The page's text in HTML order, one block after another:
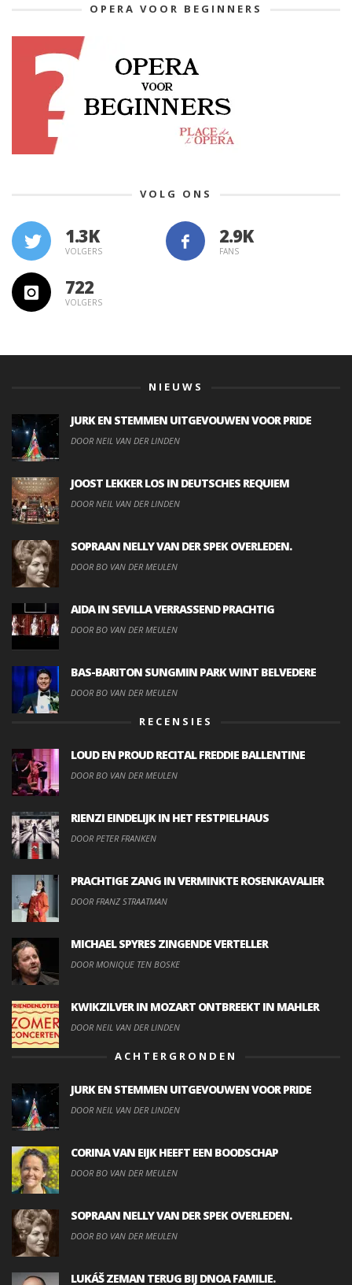
OPERA VOOR BEGINNERS
VOLG ONS
1.3K
VOLGERS FANS
722
VOLGERS
NIEUWS
JURK EN STEMMEN UITGEVOUWEN VOOR PRIDE
DOOR NEIL VAN DER LINDEN
JOOST LEKKER LOS IN DEUTSCHES REQUIEM
DOOR NEIL VAN DER LINDEN
SOPRAAN NELLY VAN DER SPEK OVERLEDEN.
DOOR BO VAN DER MEULEN
AIDA IN SEVILLA VERRASSEND PRACHTIG
DOOR BO VAN DER MEULEN
BAS-BARITON SUNGMIN PARK WINT BELVEDERE
DOOR BO VAN DER MEULEN
RECENSIES
LOUD EN PROUD RECITAL FREDDIE BALLENTINE
DOOR BO VAN DER MEULEN
RIENZI EINDELIJK IN HET FESTPIELHAUS
DOOR PETER FRANKEN
PRACHTIGE ZANG IN VERMINKTE ROSENKAVALIER
DOOR FRANZ STRAATMAN
MICHAEL SPYRES ZINGENDE VERTELLER
DOOR MONIQUE TEN BOSKE
KWIKZILVER IN MOZART ONTBREEKT IN MAHLER
DOOR NEIL VAN DER LINDEN
ACHTERGRONDEN
JURK EN STEMMEN UITGEVOUWEN VOOR PRIDE
DOOR NEIL VAN DER LINDEN
CORINA VAN EIJK HEEFT EEN BOODSCHAP
DOOR BO VAN DER MEULEN
SOPRAAN NELLY VAN DER SPEK OVERLEDEN.
DOOR BO VAN DER MEULEN
LUKÁŠ ZEMAN TERUG BIJ DNOA FAMILIE.